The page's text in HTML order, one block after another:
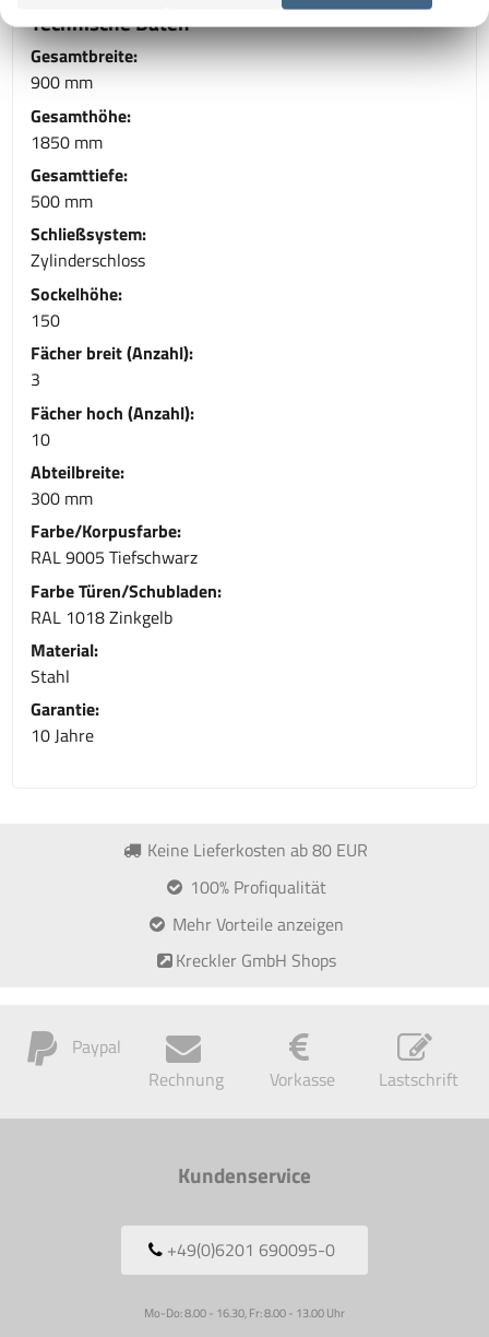
Technische Daten
Gesamtbreite:
900 mm
Gesamthöhe:
1850 mm
Gesamttiefe:
500 mm
Schließsystem:
Zylinderschloss
Sockelhöhe:
150
Fächer breit (Anzahl):
3
Fächer hoch (Anzahl):
10
Abteilbreite:
300 mm
Farbe/Korpusfarbe:
RAL 9005 Tiefschwarz
Farbe Türen/Schubladen:
RAL 1018 Zinkgelb
Material:
Stahl
Garantie:
10 Jahre
Keine Lieferkosten ab 80 EUR
100% Profiqualität
Mehr Vorteile anzeigen
Kreckler GmbH Shops
Paypal
Rechnung
Vorkasse Lastschrift
Kundenservice
+49(0)6201 690095-0
Mo-Do: 8.00 - 16.30, Fr: 8.00 - 13.00 Uhr